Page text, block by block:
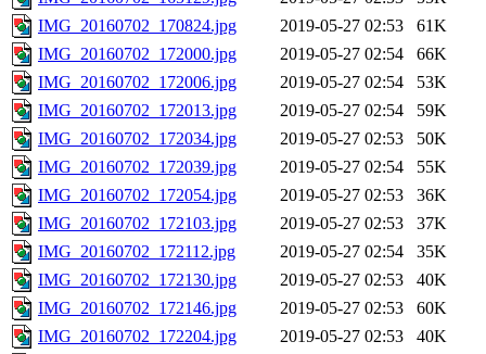
IMG_20160702_170824.jpg
2019-05-27 02:53
61K
IMG_20160702_172000.jpg
2019-05-27 02:54
66K
IMG_20160702_172006.jpg
2019-05-27 02:54
53K
IMG_20160702_172013.jpg
2019-05-27 02:54
59K
IMG_20160702_172034.jpg
2019-05-27 02:53
50K
IMG_20160702_172039.jpg
2019-05-27 02:54
55K
IMG_20160702_172054.jpg
2019-05-27 02:53
36K
IMG_20160702_172103.jpg
2019-05-27 02:53
37K
IMG_20160702_172112.jpg
2019-05-27 02:54
35K
IMG_20160702_172130.jpg
2019-05-27 02:53
40K
IMG_20160702_172146.jpg
2019-05-27 02:53
60K
IMG_20160702_172204.jpg
2019-05-27 02:53
40K